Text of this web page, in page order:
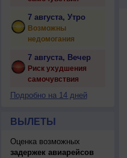
7 августа, Утро
Возможны
недомогания
7 августа, Вечер
Риск ухудшения
самочувствия
Подробно на 14 дней
ВЫЛЕТЫ
Оценка возможных
задержек авиарейсов